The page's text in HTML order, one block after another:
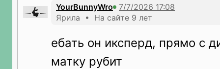
YourBunnyWro
Ярила • На сайте 9 лет
ебать он иксперд, прямо с
матку рубит